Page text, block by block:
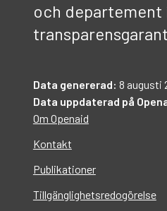
och departement
Data genererad: 8 augusti
Data uppdaterad på
Om Openaid
Kontakt
Publikationer
Tillgänglighetsredogörelse